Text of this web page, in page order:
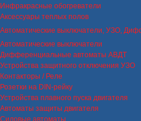
Инфракрасные обогреватели
Аксессуары теплых полов
Автоматические выключатели, УЗО,
Автоматические выключатели
Дифференциальные автоматы АВДТ
Устройства защитного отключения УЗО
Контакторы / Реле
Розетки на DIN-рейку
Устройства плавного пуска двигателя
Автоматы защиты двигателя
Силовые автоматы